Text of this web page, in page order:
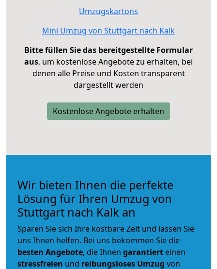
Umzugskartons
Mini Umzug von Stuttgart nach Kalk
Bitte füllen Sie das bereitgestellte Formular
aus, um kostenlose Angebote zu erhalten, bei
denen alle Preise und Kosten transparent
dargestellt werden
Kostenlose Angebote erhalten
Wir bieten Ihnen die perfekte
Lösung für Ihren Umzug von
Stuttgart nach Kalk an
Sparen Sie sich Ihre kostbare Zeit und lassen Sie
uns Ihnen helfen. Bei uns bekommen Sie die
besten Angebote, die Ihnen garantiert einen
stressfreien und reibungsloses Umzug von